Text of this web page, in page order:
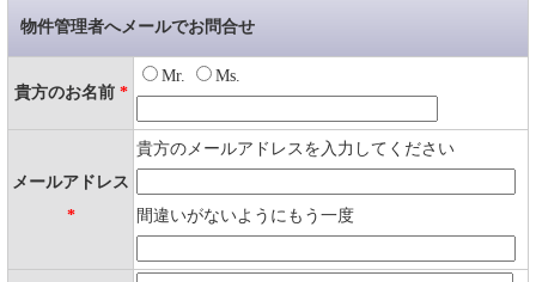
物件管理者へメールでお問合せ
貴方のお名前 *
Mr. Ms.
メールアドレス
*
貴方のメールアドレスを入力してください
間違いがないようにもう一度